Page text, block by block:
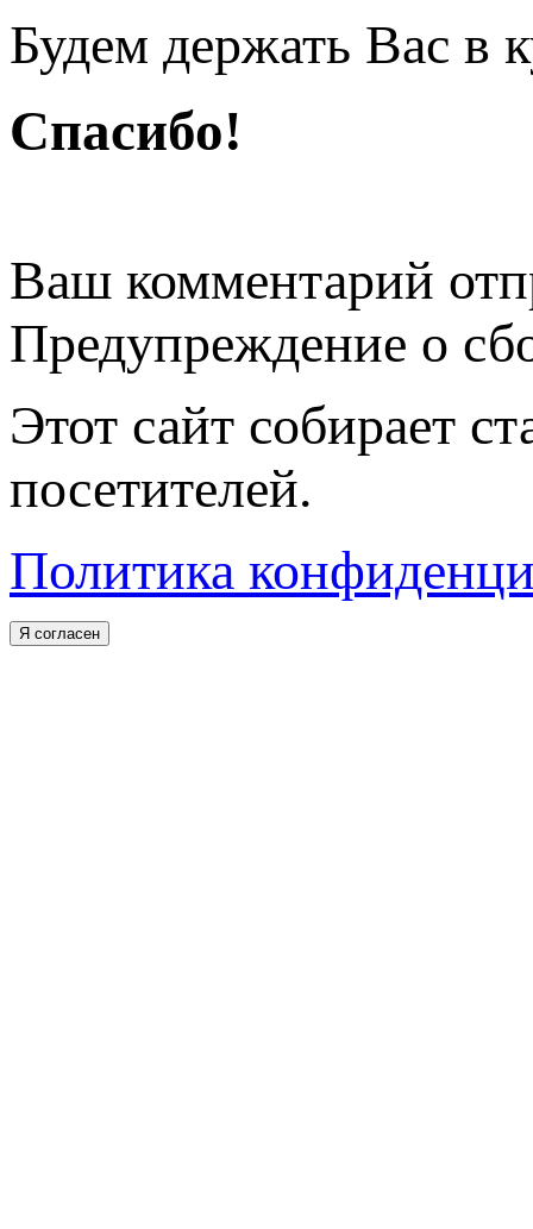
Будем держать Вас в
Спасибо!
Ваш комментарий
Предупреждение о
Этот сайт собирает
посетителей.
Политика
Я согласен